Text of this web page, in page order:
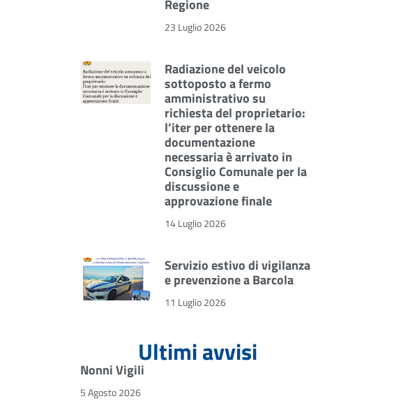
Regione
23 Luglio 2026
Radiazione del veicolo
sottoposto a fermo
amministrativo su
richiesta del proprietario:
l’iter per ottenere la
documentazione
necessaria è arrivato in
Consiglio Comunale per la
discussione e
approvazione finale
14 Luglio 2026
Servizio estivo di vigilanza
e prevenzione a Barcola
11 Luglio 2026
Ultimi avvisi
Nonni Vigili
5 Agosto 2026